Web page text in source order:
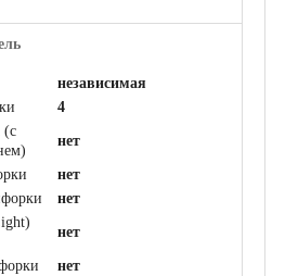
независимая
4
(с
нет
нет
нет
нет
нет